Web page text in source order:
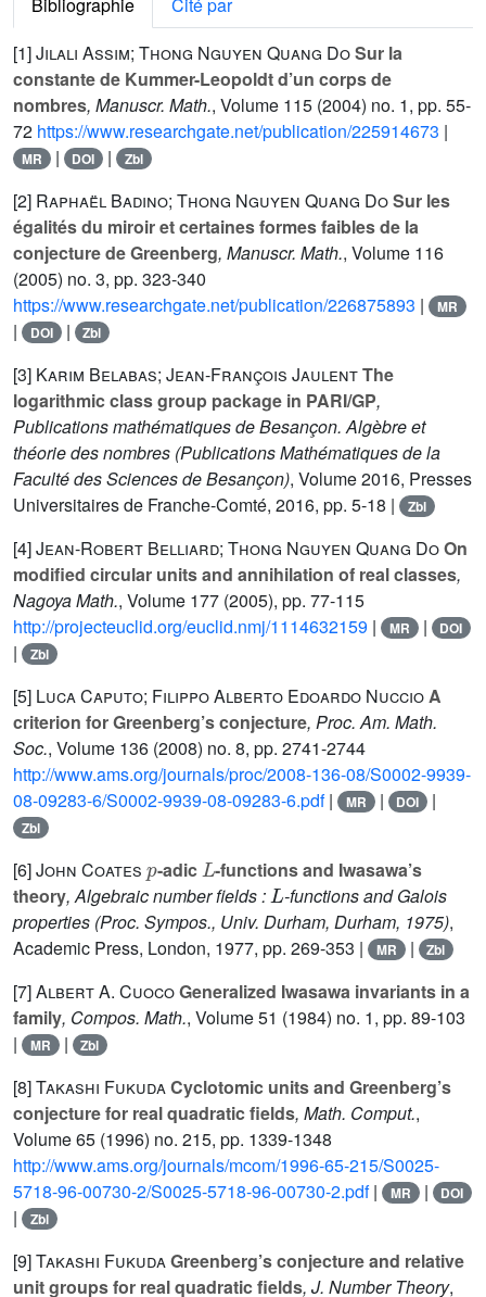
[1]Jilali Assim; Thong Nguyen Quang DoSur la
constante de Kummer-Leopoldt d’un corps de
nombres, Manuscr. Math., Volume 115 (2004) no. 1, pp. 55-
72 https://www.researchgate.net/publication/225914673 |
MR | DOI | Zbl
[2] Raphaël Badino; Thong Nguyen Quang DoSur les
égalités du miroir et certaines formes faibles de la
conjecture de Greenberg, Manuscr. Math., Volume 116
(2005) no. 3, pp. 323-340
https://www.researchgate.net/publication/226875893 | MR
| DOI | Zbl
[3] Karim Belabas; Jean-François JaulentThe
logarithmic class group package in PARI/GP,
Publications mathématiques de Besançon. Algèbre et
théorie des nombres (Publications Mathématiques de la
Faculté des Sciences de Besançon), Volume 2016, Presses
Universitaires de Franche-Comté, 2016, pp. 5-18 |
Zbl
[4]Jean-Robert Belliard; Thong Nguyen Quang DoOn
modified circular units and annihilation of real classes,
Nagoya Math., Volume 177 (2005), pp. 77-115
http://projecteuclid.org/euclid.nmj/1114632159 | MR | DOI
| Zbl
[5] Luca Caputo; Filippo Alberto Edoardo NuccioA
criterion for Greenberg’s conjecture, Proc. Am. Math.
Soc., Volume 136 (2008) no. 8, pp. 2741-2744
http://www.ams.org/journals/proc/2008-136-08/S0002-9939-
08-09283-6/S0002-9939-08-09283-6.pdf| MR | DOI |
Zbl
[6]John Coates -adic
-functions and Iwasawa’s
theory, Algebraic number fields :
L
-functions and Galois
properties (Proc. Sympos., Univ. Durham, Durham, 1975),
Academic Press, London, 1977, pp. 269-353 |
MR | Zbl
[7]Albert A. CuocoGeneralized Iwasawa invariants in a
family, Compos. Math., Volume 51 (1984) no. 1, pp. 89-103
|
MR | Zbl
[8]Takashi FukudaCyclotomic units and Greenberg’s
conjecture for real quadratic fields, Math. Comput.,
Volume 65 (1996) no. 215, pp. 1339-1348
http://www.ams.org/journals/mcom/1996-65-215/S0025-
5718-96-00730-2/S0025-5718-96-00730-2.pdf| MR | DOI
| Zbl
[9]Takashi FukudaGreenberg’s conjecture and relative
unit groups for real quadratic fields, J. Number Theory,